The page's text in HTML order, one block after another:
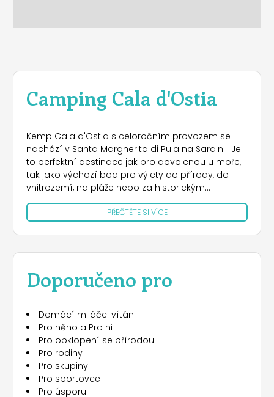
Camping Cala d'Ostia
Kemp Cala d'Ostia s celoročním provozem se
nachází v Santa Margherita di Pula na Sardinii. Je
to perfektní destinace jak pro dovolenou u moře,
tak jako výchozí bod pro výlety do přírody, do
vnitrozemí, na pláže nebo za historickým
dědictvím regionu.
Pro váš pobyt budete mít k dispozici velká hřiště
vhodná pro vaše stany, karavany a karavany, s
připojením k elektrické síti a umístěná ve stínu.
z pronajatých karavanů s kuchyňským koutem,
lednicí a nádobím a vybaveným verandou se
rozhodnout pro mobilní domy se čtyřmi lůžky,
vybavené klimatizací a TV, se dvěma ložnicemi,
obývacím pokojem s kuchyňským koutem,
koupelnou a dřevěnou verandou se stolem a
židlemi. Pokud cestujete karavanem, najdete také
službu karavanu a budete mít také možnost
požádat o službu zimního uskladnění, která je k
PŘEČTĚTE SI VÍCE
Doporučeno pro
Domácí miláčci vítáni
Pro něho a Pro ni
Pro obklopení se přírodou
Pro rodiny
Pro skupiny
Pro sportovce
Pro úsporu